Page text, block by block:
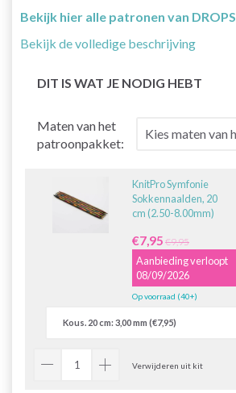
Bekijk hier alle patronen van DROPS.
Bekijk de volledige beschrijving
DIT IS WAT JE NODIG HEBT
Maten van het
patroonpakket:
KnitPro Symfonie
Sokkennaalden, 20
cm (2.50-8.00mm)
€7,95 €9,95
Aanbieding verloopt
08/09/2026
Op voorraad (40+)
Verwijderen uit kit